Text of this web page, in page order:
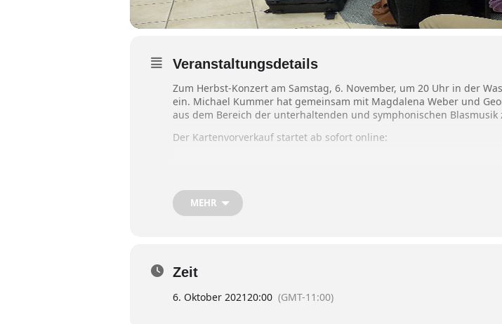
Veranstaltungsdetails
Zum Herbst-Konzert am Samstag, 6. November, um 20 Uhr in der
ein. Michael Kummer hat gemeinsam mit Magdalena Weber und
aus dem Bereich der unterhaltenden und symphonischen Blasmusik
Der Kartenvorverkauf startet ab sofort online:
www.stadtkapelle-wasserburg.de/tickets, per E-Mail über
tickets@stadtkapelle-wasserburg.de oder unter der Ticket-
MEHR
Zeit
6. Oktober 202120:00 (GMT-11:00)